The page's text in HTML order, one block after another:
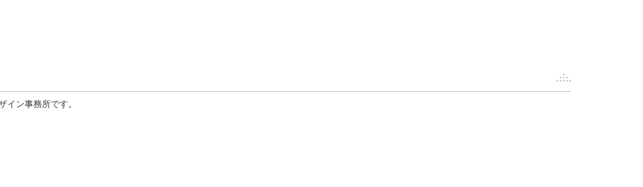
ン事務所です。